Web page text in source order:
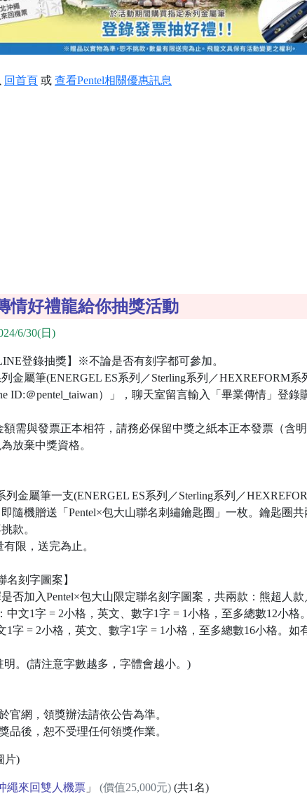
回首頁 或 查看Pentel相關優惠訊息
情好禮龍給你抽獎活動
6/30(日)
登錄抽獎】※不論是否有刻字都可參加。
⾦屬筆(ENERGEL ES系列／Sterling系列／HEXREFORM
ID:＠pentel_taiwan）」，聊天室留言輸⼊「畢業傳情」登錄
需與發票正本相符，請務必保留中獎之紙本正本發票（含
放棄中獎資格。
列金屬筆一支(ENERGEL ES系列／Sterling系列／
隨機贈送「Pentel×包大山聯名刺繡鑰匙圈」一枚。鑰匙圈
挑款。
限，送完為止。
名刻字圖案】
否加入Pentel×包大山限定聯名刻字圖案，共兩款：熊超人款
文1字 = 2小格，英文、數字1字 = 1小格，至多總數12小格。
字 = 2小格，英文、數字1字 = 1小格，至多總數16小格。如
。(請注意字數越多，字體會越小。)
官網，領獎辦法請依公告為準。
品後，恕不受理任何領獎作業。
片)
繩來回雙人機票」 (價值25,000元)(共1名)